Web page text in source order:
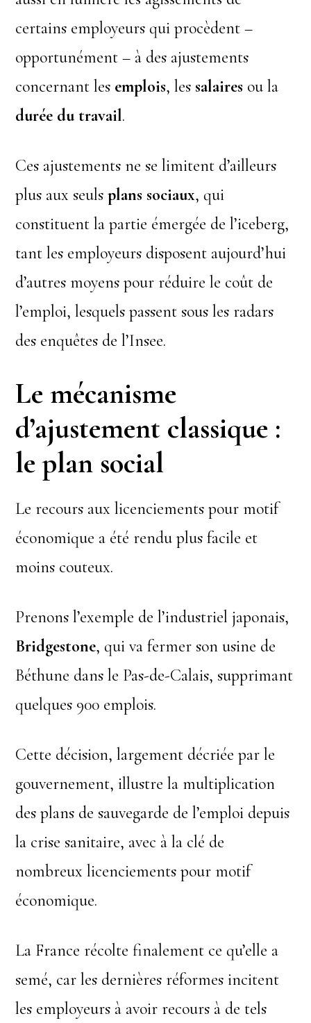
certains employeurs qui procèdent –
opportunément – à des ajustements
concernant les emplois, les salaires ou la
durée du travail.
Ces ajustements ne se limitent d’ailleurs
plus aux seulsplans sociaux, qui
constituent la partie émergée de l’iceberg,
tant les employeurs disposent aujourd’hui
d’autres moyens pour réduire le coût de
l’emploi, lesquels passent sous les radars
des enquêtes de l’Insee.
Le mécanisme
d’ajustement classique :
le plan social
Le recours aux licenciements pour motif
économique a été rendu plus facile et
moins couteux.
Prenons l’exemple de l’industriel japonais,
Bridgestone, qui va fermer son usine de
Béthune dans le Pas-de-Calais, supprimant
quelques 900 emplois.
Cette décision, largement décriée par le
gouvernement, illustre la multiplication
des plans de sauvegarde de l’emploi depuis
la crise sanitaire, avec à la clé de
nombreux licenciements pour motif
économique.
La France récolte finalement ce qu’elle a
semé, car les dernières réformes incitent
les employeurs à avoir recours à de tels